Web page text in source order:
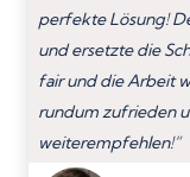
perfekte Lösung!
und ersetzte die
fair und die Arbeit
rundum zufrieden
weiterempfehlen!”